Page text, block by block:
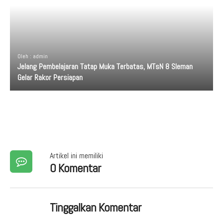
Oleh : admin
Jelang Pembelajaran Tatap Muka Terbatas, MTsN 8 Sleman
Gelar Rakor Persiapan
Artikel ini memiliki
0 Komentar
Tinggalkan Komentar